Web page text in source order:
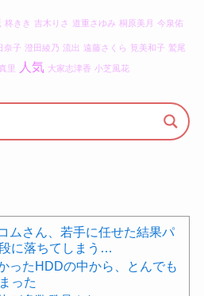
柊きき 吉木りさ 道重さゆみ 桐原美月 今泉佑
奈子 澄田綾乃 流出 遠藤さくら 筧美和子 鷲尾
里 人気 大家志津香 小芝風花
ムさん、若手に任せた結果パ
に落ちてしまう…
ったHDDの中から、とんでも
った